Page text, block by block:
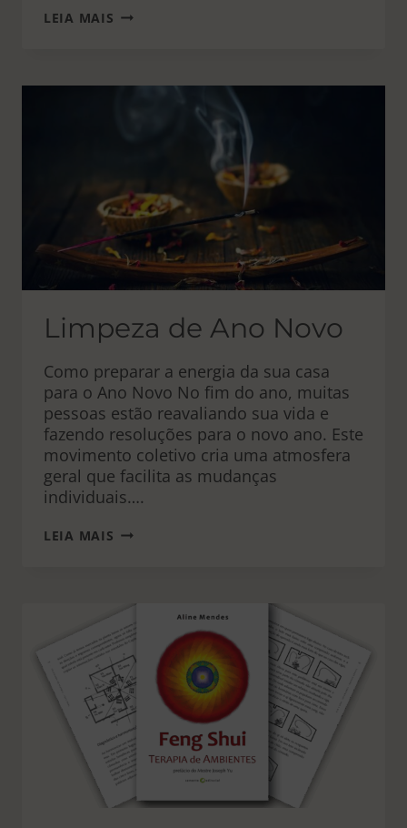
LEIA MAIS LUA
Limpeza de Ano Novo
Como preparar a energia da sua casa
para o Ano Novo No fim do ano, muitas
pessoas estão reavaliando sua vida e
fazendo resoluções para o novo ano. Este
movimento coletivo cria uma atmosfera
geral que facilita as mudanças
individuais….
LEIA MAIS LIMPEZA